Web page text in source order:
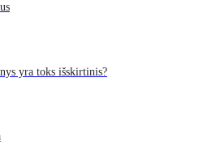
yra toks išskirtinis?